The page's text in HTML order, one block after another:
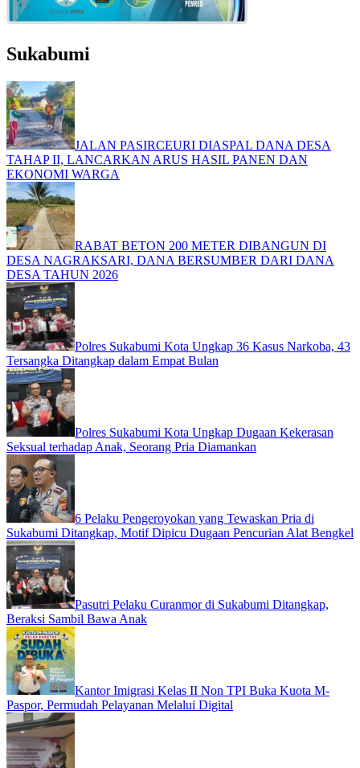
Sukabumi
JALAN PASIRCEURI DIASPAL DANA DESA
TAHAP II, LANCARKAN ARUS HASIL PANEN DAN
EKONOMI WARGA
RABAT BETON 200 METER DIBANGUN DI
DESA NAGRAKSARI, DANA BERSUMBER DARI DANA
DESA TAHUN 2026
Polres Sukabumi Kota Ungkap 36 Kasus Narkoba, 43
Tersangka Ditangkap dalam Empat Bulan
Polres Sukabumi Kota Ungkap Dugaan Kekerasan
Seksual terhadap Anak, Seorang Pria Diamankan
6 Pelaku Pengeroyokan yang Tewaskan Pria di
Sukabumi Ditangkap, Motif Dipicu Dugaan Pencurian Alat Bengkel
Pasutri Pelaku Curanmor di Sukabumi Ditangkap,
Beraksi Sambil Bawa Anak
Kantor Imigrasi Kelas II Non TPI Buka Kuota M-
Paspor, Permudah Pelayanan Melalui Digital